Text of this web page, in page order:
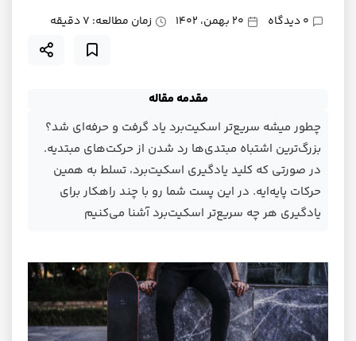
0 دیدگاه 20 بهمن، 1402 زمان مطالعه: ۷ دقیقه
مقدمه مقاله
چطور میشه سریع‌تر اسکیت‌برد یاد گرفت و حرفه‌ای شد؟
بزرگ‌ترین اشتباه مبتدی‌ها رد شدن از حرکت‌های مبتدیه.
در صورتی که کلید یادگیری اسکیت‌برد، تسلط به همین
حرکات پایه‌ایه. در این پست شما رو با چند راهکار برای
یادگیری هر چه سریع‌تر اسکیت‌برد آشنا می‌کنیم